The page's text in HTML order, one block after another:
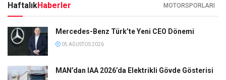
HaftalıkHaberler MOTORSPORLARI
Mercedes-Benz Türk’te Yeni CEO Dönemi
05 AĞUSTOS 2026
MAN’dan IAA 2026’da Elektrikli Gövde Gösterisi